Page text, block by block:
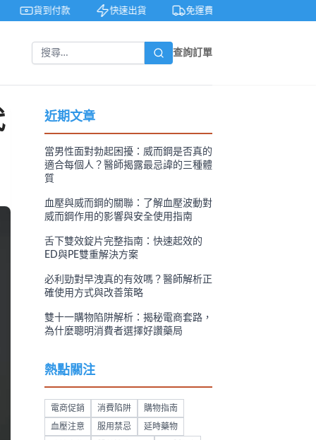
貨到付款 快速出貨 免運費
查詢訂單
近期文章
當男性面對勃起困擾：威而鋼是否真的
適合每個人？醫師揭露最忌諱的三種體
質
血壓與威而鋼的關聯：了解血壓波動對
威而鋼作用的影響與安全使用指南
舌下雙效錠片完整指南：快速起效的
ED與PE雙重解決方案
必利勁對早洩真的有效嗎？醫師解析正
確使用方式與改善策略
雙十一購物陷阱解析：揭秘電商套路，
為什麼聰明消費者選擇好讚藥局
熱點關注
電商促銷 消費陷阱 購物指南
血壓注意 服用禁忌 延時藥物